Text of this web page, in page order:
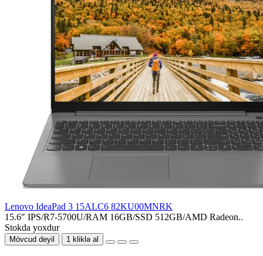
Lenovo IdeaPad 3 15ALC6 82KU00MNRK
15.6″ IPS/R7-5700U/RAM 16GB/SSD 512GB/AMD Radeon..
Stokda yoxdur
Mövcud deyil 1 kliklə al